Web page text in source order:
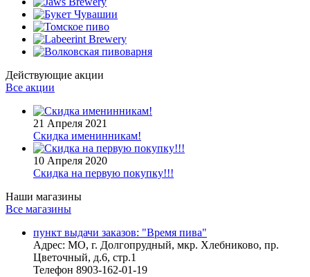
Действующие акции
Все акции
21 Апреля 2021
Скидка именинникам!
10 Апреля 2020
Скидка на первую покупку!!!
Наши магазины
Все магазины
пункт выдачи заказов: "Время пива"
Адрес: МО, г. Долгопрудный, мкр. Хлебниково, пр.
Цветочный, д.6, стр.1
Телефон 8903-162-01-19